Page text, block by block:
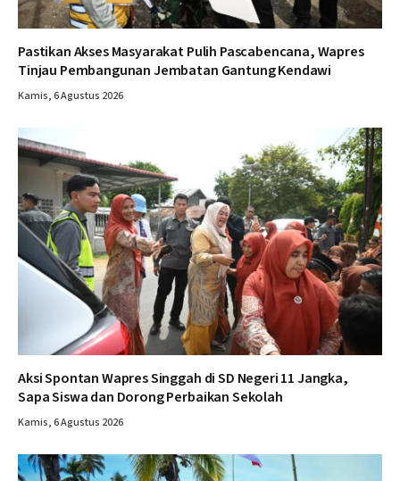
Pastikan Akses Masyarakat Pulih Pascabencana, Wapres
Tinjau Pembangunan Jembatan Gantung Kendawi
Kamis, 6 Agustus 2026
Aksi Spontan Wapres Singgah di SD Negeri 11 Jangka,
Sapa Siswa dan Dorong Perbaikan Sekolah
Kamis, 6 Agustus 2026